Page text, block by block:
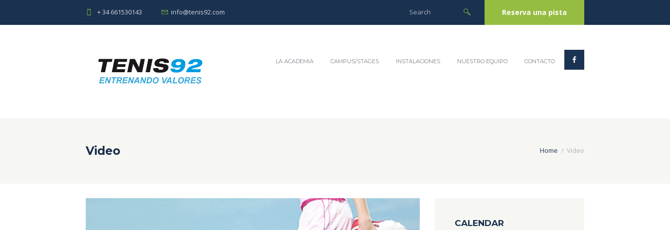
+ 34 661530143 info@tenis92.com Reserva una pista
LA ACADEMIA CAMPUS/STAGES INSTALACIONES NUESTRO EQUIPO CONTACTO
Video Home Video
CALENDAR